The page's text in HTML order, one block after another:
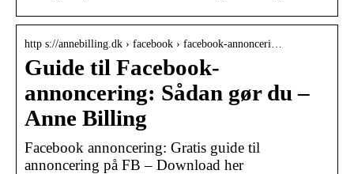
http s://annebilling.dk › facebook › facebook-annonceri…
Guide til Facebook-
annoncering: Sådan gør du –
Anne Billing
Facebook annoncering: Gratis guide til
annoncering på FB – Download her